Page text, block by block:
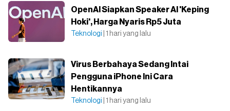
OpenAI Siapkan Speaker AI 'Keping
Hoki', Harga Nyaris Rp5 Juta
Teknologi | 1 hari yang lalu
Virus Berbahaya Sedang Intai
Pengguna iPhone Ini Cara
Hentikannya
Teknologi | 1 hari yang lalu